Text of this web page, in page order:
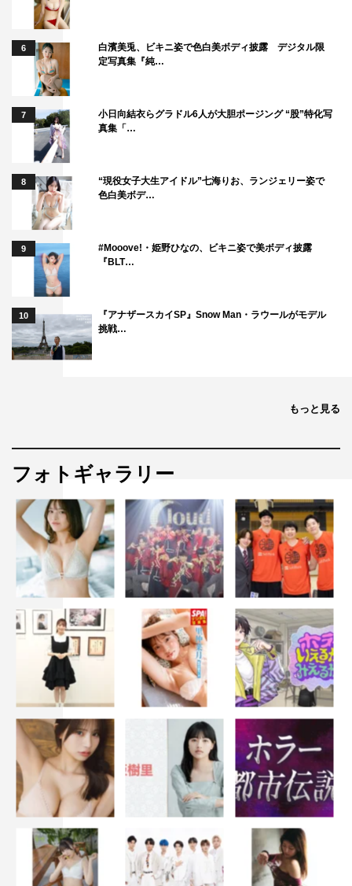
6
白濱美兎、ビキニ姿で色白美ボディ披露 デジタル限
定写真集『純…
7
小日向結衣らグラドル6人が大胆ポージング “股”特化写
真集「…
8
“現役女子大生アイドル”七海りお、ランジェリー姿で
色白美ボデ…
9
#Mooove!・姫野ひなの、ビキニ姿で美ボディ披露
『BLT…
10
『アナザースカイSP』Snow Man・ラウールがモデル
挑戦…
もっと見る
フォトギャラリー